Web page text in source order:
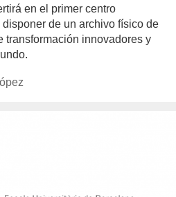
en el primer centro
de un archivo físico de
transformación innovadores y
author/nacho-